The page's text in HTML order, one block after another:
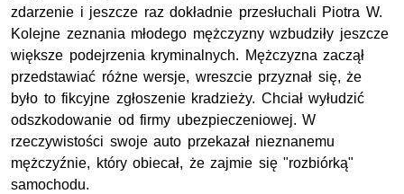
zdarzenie i jeszcze raz dokładnie przesłuchali Piotra W.
Kolejne zeznania młodego mężczyzny wzbudziły jeszcze
większe podejrzenia kryminalnych. Mężczyzna zaczął
przedstawiać różne wersje, wreszcie przyznał się, że
było to fikcyjne zgłoszenie kradzieży. Chciał wyłudzić
odszkodowanie od firmy ubezpieczeniowej. W
rzeczywistości swoje auto przekazał nieznanemu
mężczyźnie, który obiecał, że zajmie się "rozbiórką"
samochodu.